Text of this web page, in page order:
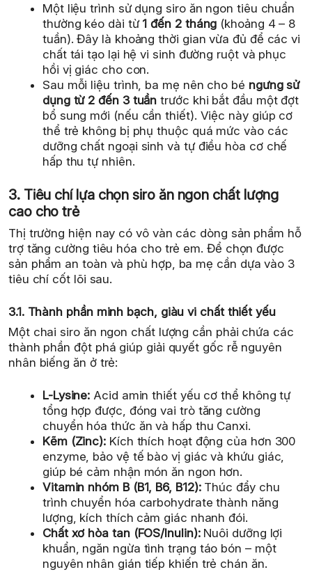
Một liệu trình sử dụng siro ăn ngon tiêu chuẩn
thường kéo dài từ 1 đến 2 tháng (khoảng 4 – 8
tuần). Đây là khoảng thời gian vừa đủ để các vi
chất tái tạo lại hệ vi sinh đường ruột và phục
hồi vị giác cho con.
Sau mỗi liệu trình, ba mẹ nên cho bé ngưng sử
dụng từ 2 đến 3 tuần trước khi bắt đầu một đợt
bổ sung mới (nếu cần thiết). Việc này giúp cơ
thể trẻ không bị phụ thuộc quá mức vào các
dưỡng chất ngoại sinh và tự điều hòa cơ chế
hấp thu tự nhiên.
3. Tiêu chí lựa chọn siro ăn ngon chất lượng
cao cho trẻ
Thị trường hiện nay có vô vàn các dòng sản phẩm hỗ
trợ tăng cường tiêu hóa cho trẻ em. Để chọn được
sản phẩm an toàn và phù hợp, ba mẹ cần dựa vào 3
tiêu chí cốt lõi sau.
3.1. Thành phần minh bạch, giàu vi chất thiết yếu
Một chai siro ăn ngon chất lượng cần phải chứa các
thành phần đột phá giúp giải quyết gốc rễ nguyên
nhân biếng ăn ở trẻ:
L-Lysine: Acid amin thiết yếu cơ thể không tự
tổng hợp được, đóng vai trò tăng cường
chuyển hóa thức ăn và hấp thu Canxi.
Kẽm (Zinc): Kích thích hoạt động của hơn 300
enzyme, bảo vệ tế bào vị giác và khứu giác,
giúp bé cảm nhận món ăn ngon hơn.
Vitamin nhóm B (B1, B6, B12):Thúc đẩy chu
trình chuyển hóa carbohydrate thành năng
lượng, kích thích cảm giác nhanh đói.
Chất xơ hòa tan (FOS/Inulin):Nuôi dưỡng lợi
khuẩn, ngăn ngừa tình trạng táo bón – một
nguyên nhân gián tiếp khiến trẻ chán ăn.